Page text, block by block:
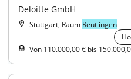
Deloitte GmbH
Stuttgart, Raum Reutlingen
Von 110.000,00 € bis